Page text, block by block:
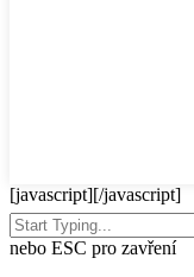
[javascript][/javascript]
nebo ESC pro zavření